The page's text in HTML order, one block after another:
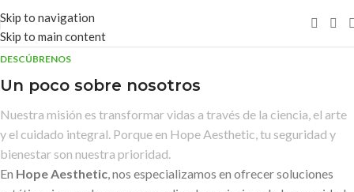
Skip to navigation
Skip to main content
DESCÚBRENOS
Un poco sobre nosotros
Nuestra misión es transformar vidas a través de la ciencia, el arte
y el cuidado integral. Porque en Hope Aesthetic, tu seguridad y
bienestar son nuestra prioridad.
En Hope Aesthetic, nos especializamos en ofrecer soluciones